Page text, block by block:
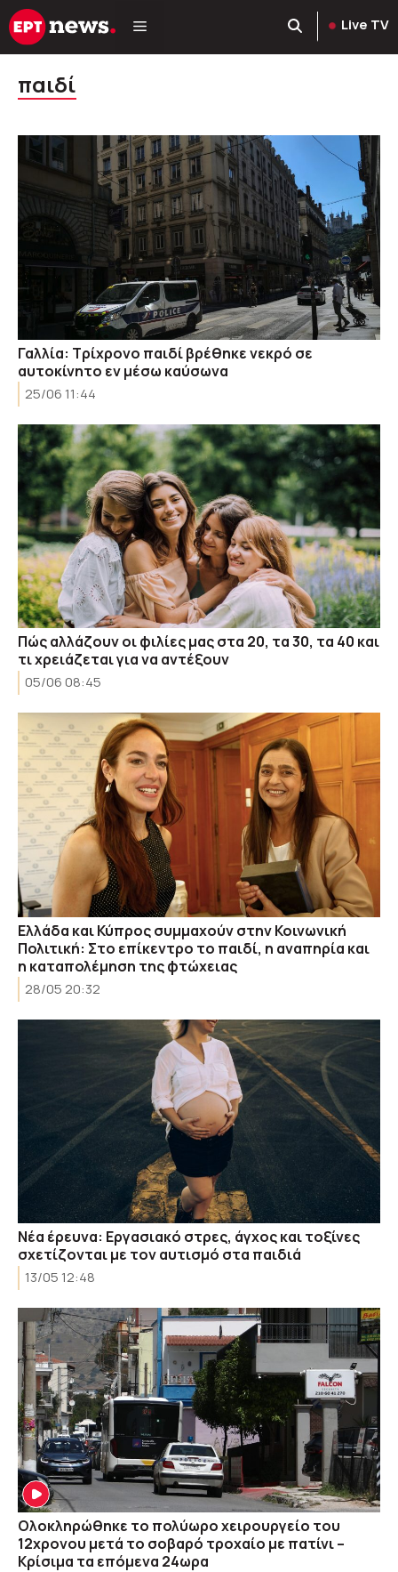
Μετάβαση
σε
Live TV
παιδί
Γαλλία: Τρίχρονο παιδί βρέθηκε νεκρό σε
αυτοκίνητο εν μέσω καύσωνα
25/06 11:44
Πώς αλλάζουν οι φιλίες μας στα 20, τα 30, τα 40 και
τι χρειάζεται για να αντέξουν
05/06 08:45
Ελλάδα και Κύπρος συμμαχούν στην Κοινωνική
Πολιτική: Στο επίκεντρο το παιδί, η αναπηρία και
η καταπολέμηση της φτώχειας
28/05 20:32
Νέα έρευνα: Εργασιακό στρες, άγχος και τοξίνες
σχετίζονται με τον αυτισμό στα παιδιά
13/05 12:48
Ολοκληρώθηκε το πολύωρο χειρουργείο του
12χρονου μετά το σοβαρό τροχαίο με πατίνι –
Κρίσιμα τα επόμενα 24ωρα